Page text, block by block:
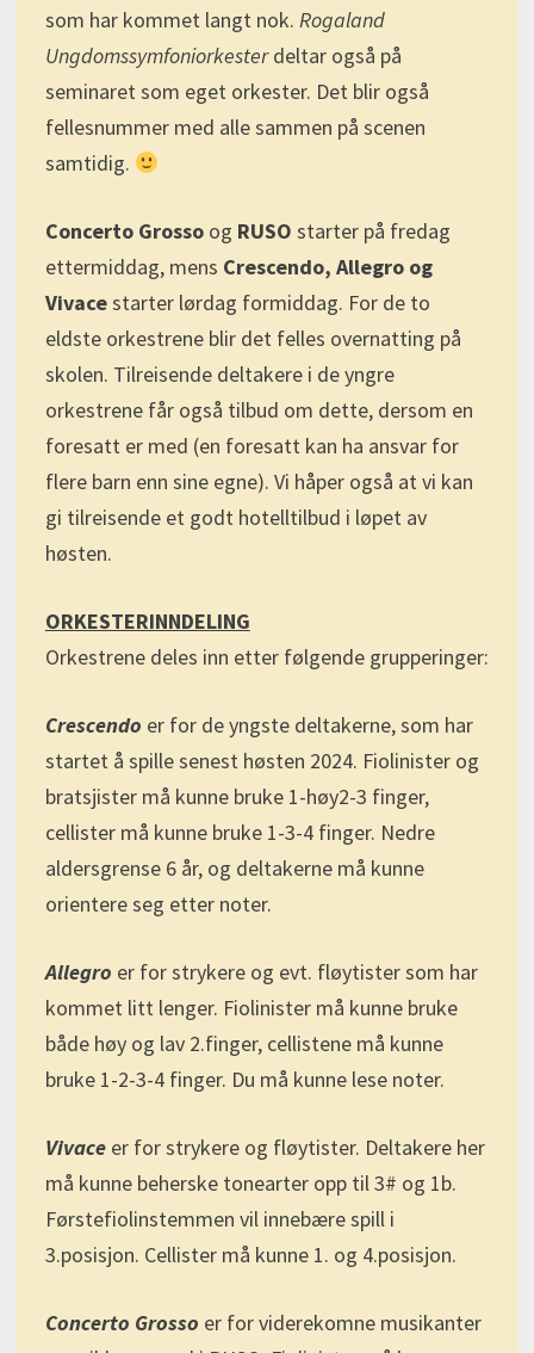
som har kommet langt nok. Rogaland
Ungdomssymfoniorkesterdeltar også på
seminaret som eget orkester. Det blir også
fellesnummer med alle sammen på scenen
samtidig.
Concerto Grosso og RUSO starter på fredag
ettermiddag, mens Crescendo, Allegro og
Vivacestarter lørdag formiddag. For de to
eldste orkestrene blir det felles overnatting på
skolen. Tilreisende deltakere i de yngre
orkestrene får også tilbud om dette, dersom en
foresatt er med (en foresatt kan ha ansvar for
flere barn enn sine egne). Vi håper også at vi kan
gi tilreisende et godt hotelltilbud i løpet av
høsten.
ORKESTERINNDELING
Orkestrene deles inn etter følgende grupperinger:
Crescendo er for de yngste deltakerne, som har
startet å spille senest høsten 2024. Fiolinister og
bratsjister må kunne bruke 1-høy2-3 finger,
cellister må kunne bruke 1-3-4 finger. Nedre
aldersgrense 6 år, og deltakerne må kunne
orientere seg etter noter.
Allegro er for strykere og evt. fløytister som har
kommet litt lenger. Fiolinister må kunne bruke
både høy og lav 2.finger, cellistene må kunne
bruke 1-2-3-4 finger. Du må kunne lese noter.
Vivaceer for strykere og fløytister. Deltakere her
må kunne beherske tonearter opp til 3# og 1b.
Førstefiolinstemmen vil innebære spill i
3.posisjon. Cellister må kunne 1. og 4.posisjon.
Concerto Grosso er for viderekomne musikanter